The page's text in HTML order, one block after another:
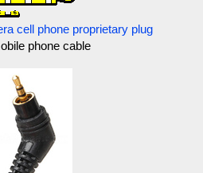
cell phone proprietary plug
phone cable